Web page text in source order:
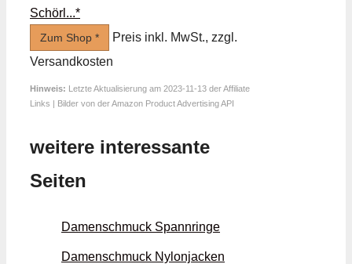
Schörl...*
Zum Shop *
Preis inkl. MwSt., zzgl.
Versandkosten
Hinweis: Letzte Aktualisierung am 2023-11-13 der Affiliate
Links | Bilder von der Amazon Product Advertising API
weitere interessante
Seiten
Damenschmuck Spann­ringe
Damenschmuck Nylon­jacken